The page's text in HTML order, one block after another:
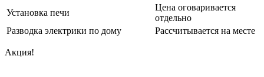
Установка печи
Цена оговаривается
отдельно
Разводка электрики по дому
Рассчитывается на месте
Акция!